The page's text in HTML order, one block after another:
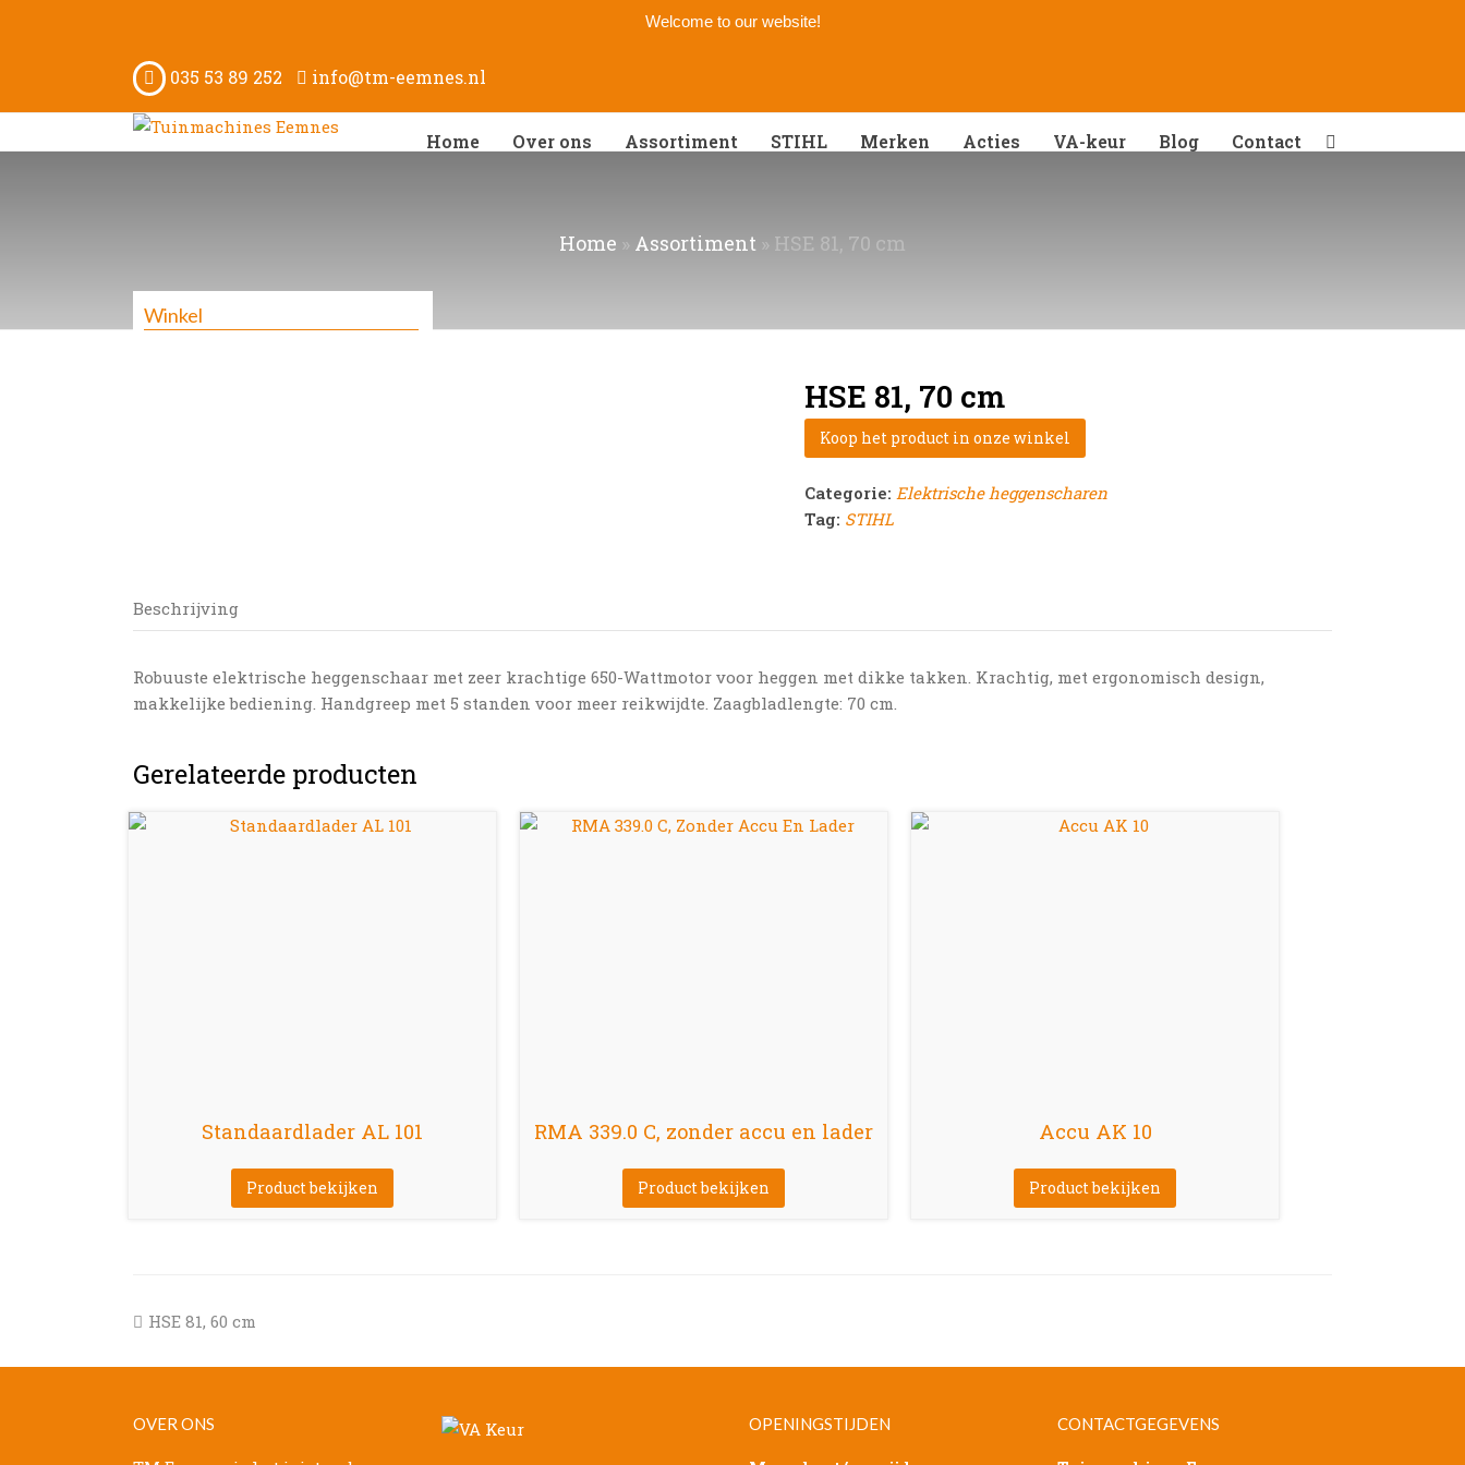
Welcome to our website!
035 53 89 252 info@tm-eemnes.nl
Home Over ons Assortiment STIHL Merken Acties VA-keur Blog Contact
Winkel
Home » Assortiment » HSE 81, 70 cm
HSE 81, 70 cm
Koop het product in onze winkel
Categorie: Elektrische heggenscharen
Tag: STIHL
Beschrijving
Robuuste elektrische heggenschaar met zeer krachtige 650-Wattmotor voor heggen met dikke takken. Krachtig, met ergonomisch design,
makkelijke bediening. Handgreep met 5 standen voor meer reikwijdte. Zaagbladlengte: 70 cm.
Gerelateerde producten
Standaardlader AL 101
Product bekijken
RMA 339.0 C, zonder accu en lader
Product bekijken
Accu AK 10
Product bekijken
previous
HSE 81, 60 cm
OVER ONS OPENINGSTIJDEN CONTACTGEGEVENS